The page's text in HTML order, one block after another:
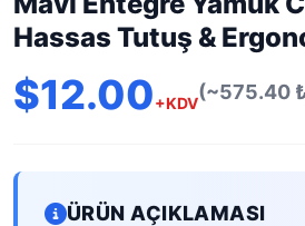
Hassas Tutuş &
$12.00+KDV(~575.40
ÜRÜN AÇIKLAMASI